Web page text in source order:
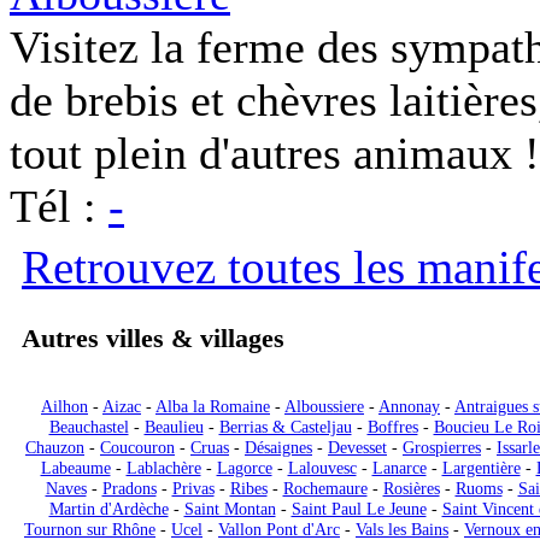
Visitez la ferme des
de brebis et chèvres
tout plein d'autres animaux !
Tél : -
Retrouvez toutes les
Autres villes & villages
Ailhon - Aizac - Alba la Romaine - Alboussiere - Annonay - Antraigues
Beauchastel - Beaulieu - Berrias & Casteljau - Boffres- Boucieu Le Roi
Chauzon - Coucouron - Cruas - Désaignes - Devesset - Grospierres -
Labeaume- Lablachère- Lagorce- Lalouvesc- Lanarce- Largentière-
Naves- Pradons- Privas- Ribes- Rochemaure- Rosières- Ruoms-
Martin d'Ardèche- Saint Montan - Saint Paul Le Jeune- Saint Vincent
Tournon sur Rhône - Ucel - Vallon Pont d'Arc - Vals les Bains - Vernoux